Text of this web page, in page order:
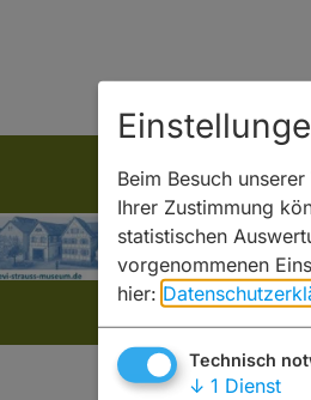
Beim Besuch
Ihrer Zustimmung
statistischen
vorgenommenen
hier:
Technisch
↓ 1 Dienst